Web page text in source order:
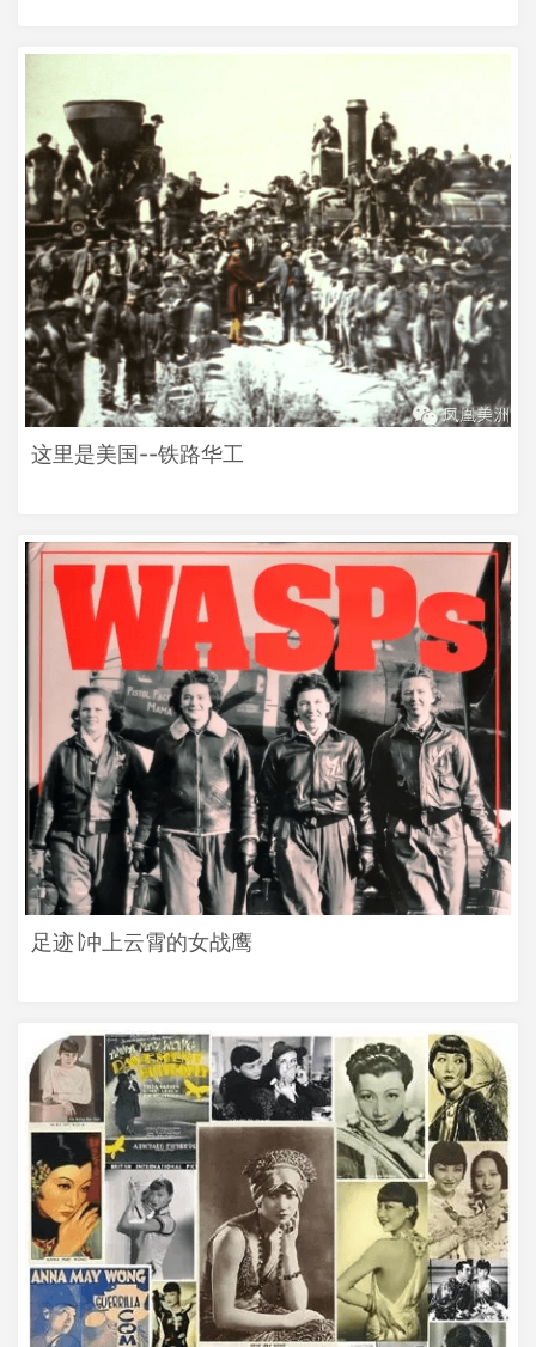
这里是美国--铁路华工
足迹∣冲上云霄的女战鹰